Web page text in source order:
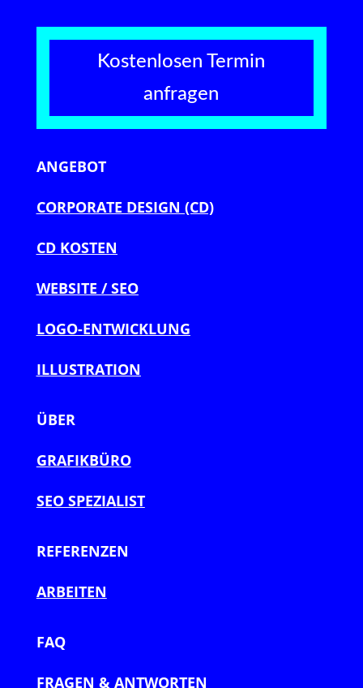
Kostenlosen Termin
anfragen
ANGEBOT
CORPORATE DESIGN (CD)
CD KOSTEN
WEBSITE / SEO
LOGO-ENTWICKLUNG
ILLUSTRATION
ÜBER
GRAFIKBÜRO
SEO SPEZIALIST
REFERENZEN
ARBEITEN
FAQ
FRAGEN & ANTWORTEN